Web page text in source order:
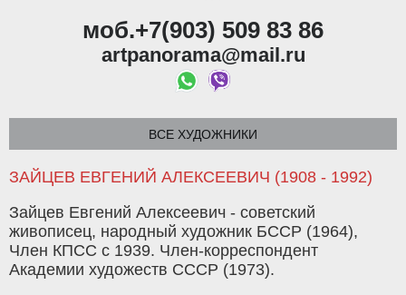
моб.+7(903) 509 83 86
artpanorama@mail.ru
ВСЕ ХУДОЖНИКИ
ЗАЙЦЕВ ЕВГЕНИЙ АЛЕКСЕЕВИЧ (1908 - 1992)
Зайцев Евгений Алексеевич - советский
живописец, народный художник БССР (1964),
Член КПСС с 1939. Член-корреспондент
Академии художеств СССР (1973).